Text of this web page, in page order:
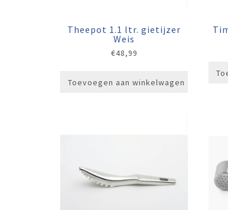
Theepot 1.1 ltr. gietijzer
Weis
€48,99
Toevoegen aan winkelwagen